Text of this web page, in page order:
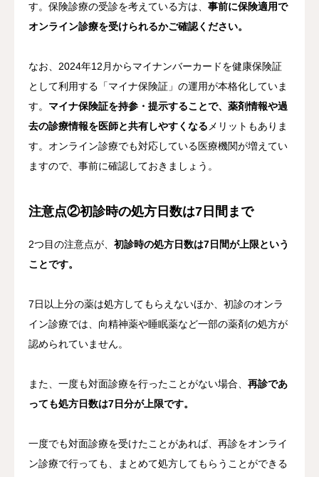
す。保険診療の受診を考えている方は、 事前に保険適用で
オンライン診療を受けられるかご確認ください。
なお、2024年12月からマイナンバーカードを健康保険証
として利用する「マイナ保険証」の運用が本格化していま
す。 マイナ保険証を持参・提示することで、薬剤情報や過
去の診療情報を医師と共有しやすくなる メリットもありま
す。オンライン診療でも対応している医療機関が増えてい
ますので、事前に確認しておきましょう。
注意点②初診時の処方日数は7日間まで
2つ目の注意点が、 初診時の処方日数は7日間が上限という
ことです。
7日以上分の薬は処方してもらえないほか、初診のオンラ
イン診療では、向精神薬や睡眠薬など一部の薬剤の処方が
認められていません。
また、一度も対面診療を行ったことがない場合、 再診であ
っても処方日数は7日分が上限です。
一度でも対面診療を受けたことがあれば、再診をオンライ
ン診療で行っても、まとめて処方してもらうことができる